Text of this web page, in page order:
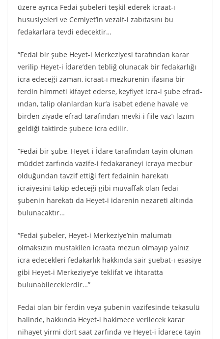
üzere ayrıca Fedai şubeleri teşkil ederek icraat-ı
hususiyeleri ve Cemiyet’in vezaif-i zabıtasını bu
fedakarlara tevdi edecektir…
“Fedai bir şube Heyet-i Merkeziyesi tarafından karar
verilip Heyet-i İdare’den tebliğ olunacak bir fedakarlığı
icra edeceği zaman, icraat-ı mezkurenin ifasına bir
ferdin himmeti kifayet ederse, keyfiyet icra-i şube efrad-
ından, talip olanlardan kur’a isabet edene havale ve
birden ziyade efrad tarafından mevki-i fiile vaz’ı lazım
geldiği taktirde şubece icra edilir.
“Fedai bir şube, Heyet-i İdare tarafından tayin olunan
müddet zarfında vazife-i fedakaraneyi icraya mecbur
olduğundan tavzif ettiği fert fedainin harekatı
icraiyesini takip edeceği gibi muvaffak olan fedai
şubenin harekatı da Heyet-i idarenin nezareti altında
bulunacaktır…
“Fedai şubeler, Heyet-i Merkeziye’nin malumatı
olmaksızın mustakilen icraata mezun olmayıp yalnız
icra edecekleri fedakarlık hakkında sair şuebat-ı esasiye
gibi Heyet-i Merkeziye’ye teklifat ve ihtaratta
bulunabileceklerdir…”
Fedai olan bir ferdin veya şubenin vazifesinde tekasulü
halinde, hakkında Heyet-i hakimece verilecek karar
nihayet yirmi dört saat zarfında ve Heyet-i İdarece tayin